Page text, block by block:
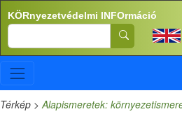
Ugrás a tartalomra
KÖRnyezetvédelmi INFOrmáció
Search
Térkép >Alapismeretek: